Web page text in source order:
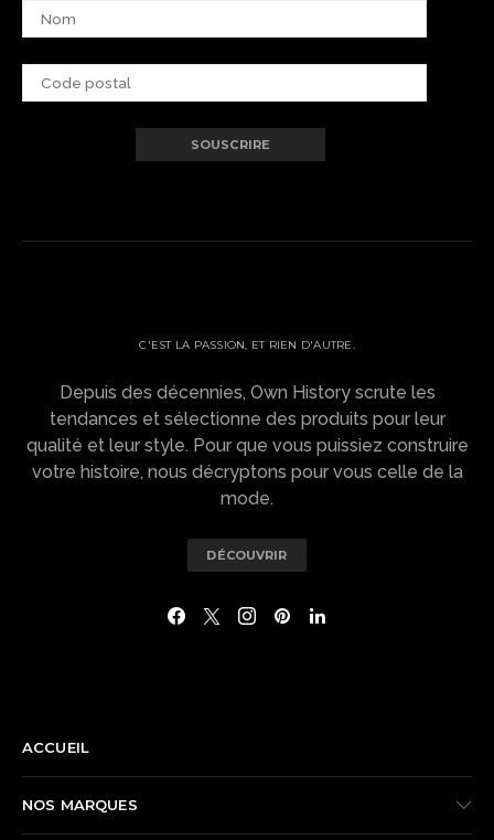
C'EST LA PASSION, ET RIEN D'AUTRE.
Depuis des décennies, Own History scrute les
tendances et sélectionne des produits pour leur
qualité et leur style. Pour que vous puissiez construire
votre histoire, nous décryptons pour vous celle de la
mode.
DÉCOUVRIR
ACCUEIL
NOS MARQUES